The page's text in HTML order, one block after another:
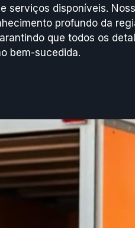
serviços disponíveis.
profundo da
que todos os
bem-sucedida.